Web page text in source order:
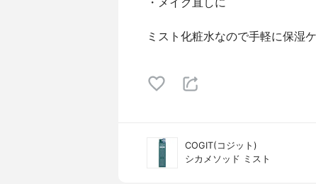
ミスト化粧水なので手軽に保湿
COGIT(コジット)
シカメソッド ミスト